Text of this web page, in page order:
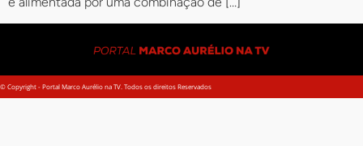
© Copyright - Portal Marco Aurélio na TV. Todos os direitos Reservados